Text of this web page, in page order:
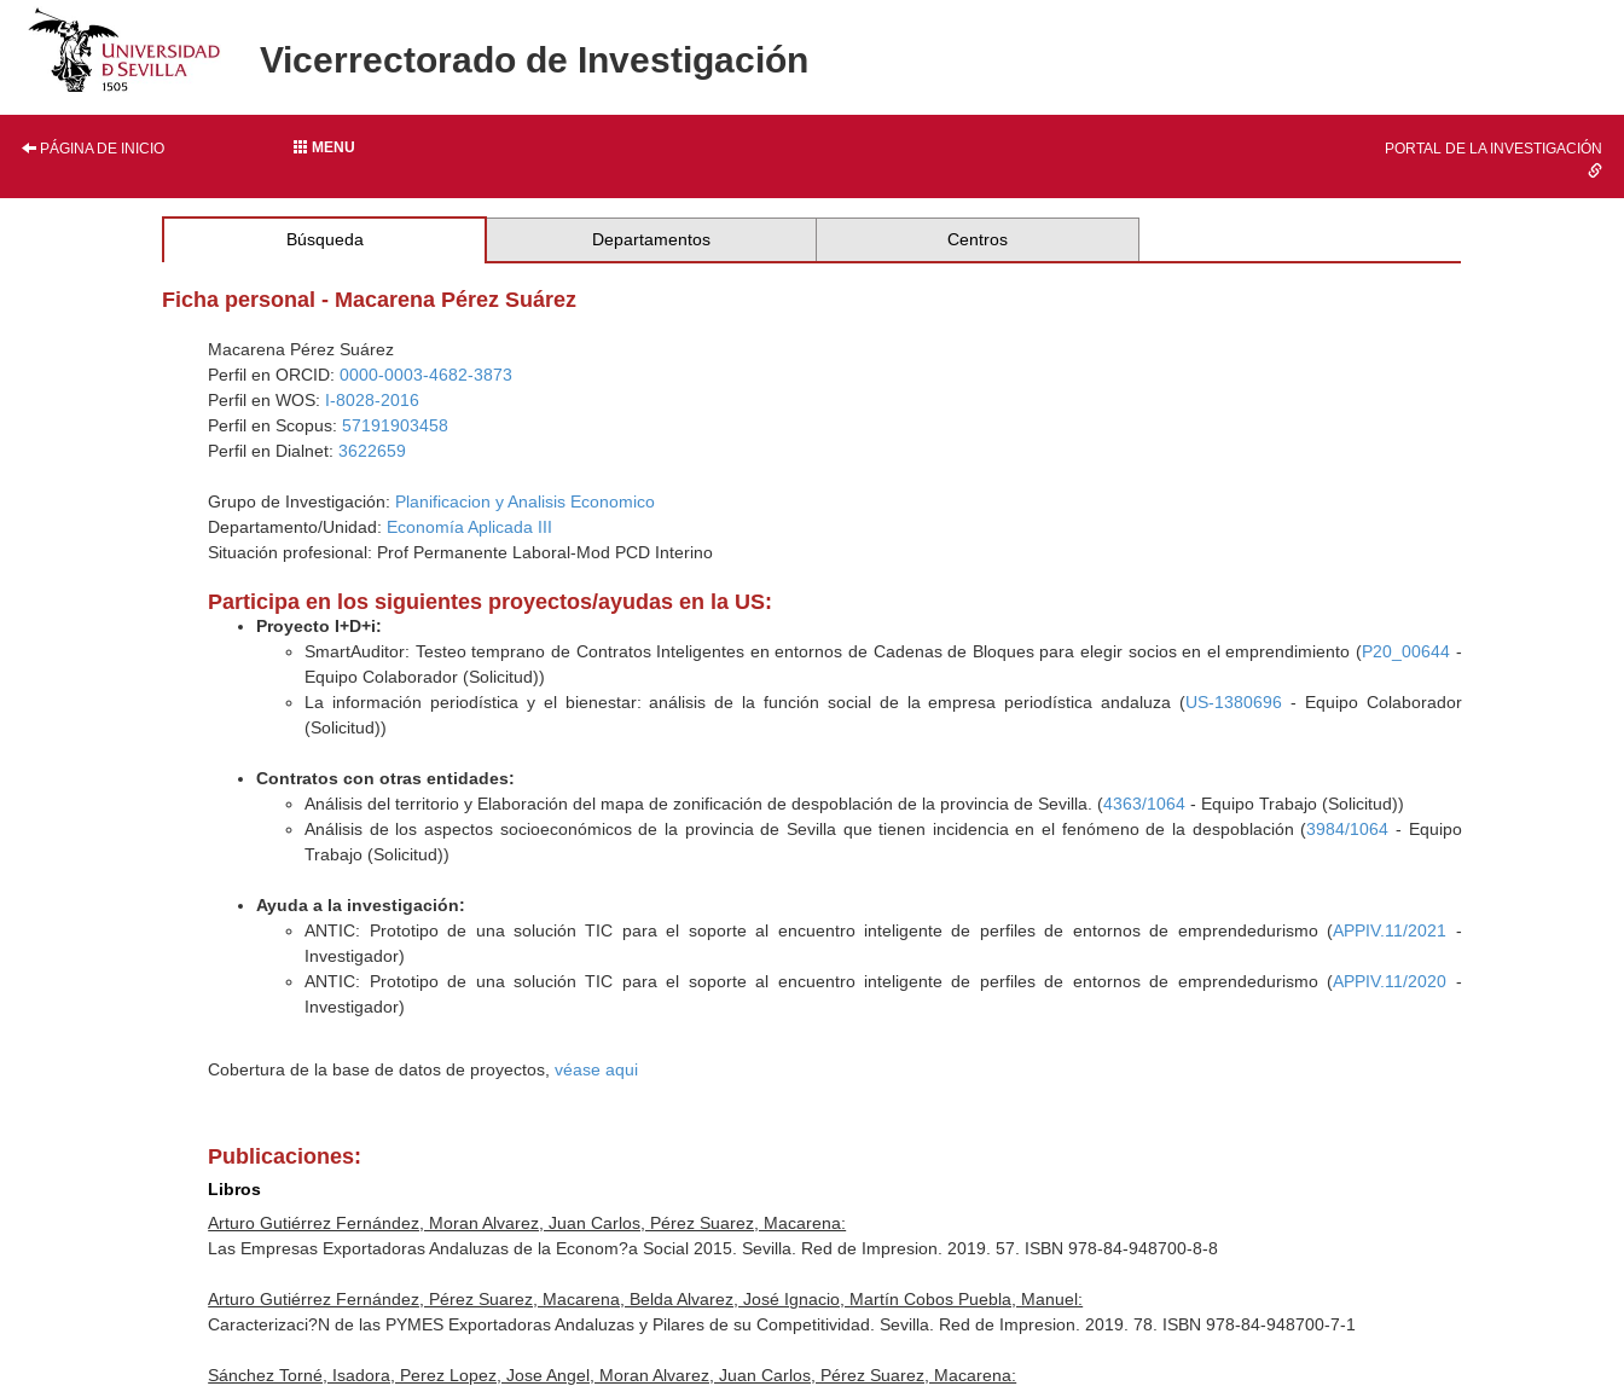
Vicerrectorado de Investigación
PÁGINA DE INICIO MENU PORTAL DE LA INVESTIGACIÓN
Búsqueda Departamentos Centros
Ficha personal - Macarena Pérez Suárez
Macarena Pérez Suárez
Perfil en ORCID:0000-0003-4682-3873
Perfil en WOS: I-8028-2016
Perfil en Scopus:57191903458
Perfil en Dialnet:3622659
Grupo de Investigación: Planificacion y Analisis Economico
Departamento/Unidad: Economía Aplicada III
Situación profesional: Prof Permanente Laboral-Mod PCD Interino
Participa en los siguientes proyectos/ayudas en la US:
Proyecto I+D+i:
SmartAuditor: Testeo temprano de Contratos Inteligentes en entornos de Cadenas de Bloques para elegir socios en el emprendimiento (P20_00644 -
Equipo Colaborador (Solicitud))
La información periodística y el bienestar: análisis de la función social de la empresa periodística andaluza (US-1380696 - Equipo Colaborador
(Solicitud))
Contratos con otras entidades:
Análisis del territorio y Elaboración del mapa de zonificación de despoblación de la provincia de Sevilla. (4363/1064 - Equipo Trabajo (Solicitud))
Análisis de los aspectos socioeconómicos de la provincia de Sevilla que tienen incidencia en el fenómeno de la despoblación (3984/1064 - Equipo
Trabajo (Solicitud))
Ayuda a la investigación:
ANTIC: Prototipo de una solución TIC para el soporte al encuentro inteligente de perfiles de entornos de emprendedurismo (APPIV.11/2021
-
Investigador)
ANTIC: Prototipo de una solución TIC para el soporte al encuentro inteligente de perfiles de entornos de emprendedurismo (APPIV.11/2020 -
Investigador)
Cobertura de la base de datos de proyectos,véase aqui
Publicaciones:
Libros
Arturo Gutiérrez Fernández, Moran Alvarez, Juan Carlos, Pérez Suarez, Macarena:
Las Empresas Exportadoras Andaluzas de la Econom?a Social 2015. Sevilla. Red de Impresion. 2019. 57. ISBN 978-84-948700-8-8
Arturo Gutiérrez Fernández, Pérez Suarez, Macarena, Belda Alvarez, José Ignacio, Martín Cobos Puebla, Manuel:
Caracterizaci?N de las PYMES Exportadoras Andaluzas y Pilares de su Competitividad. Sevilla. Red de Impresion. 2019. 78. ISBN 978-84-948700-7-1
Sánchez Torné, Isadora, Perez Lopez, Jose Angel, Moran Alvarez, Juan Carlos, Pérez Suarez, Macarena: